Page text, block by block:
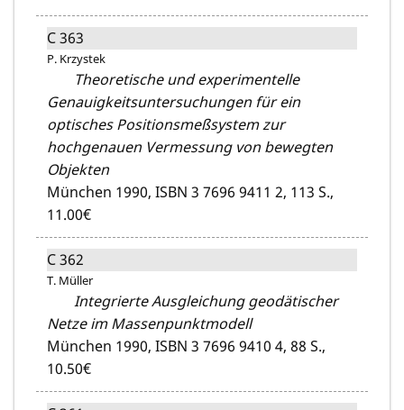
C 363
P. Krzystek
Theoretische und experimentelle
Genauigkeitsuntersuchungen für ein
optisches Positionsmeßsystem zur
hochgenauen Vermessung von bewegten
Objekten
München 1990, ISBN 3 7696 9411 2, 113 S.,
11.00€
C 362
T. Müller
Integrierte Ausgleichung geodätischer
Netze im Massenpunktmodell
München 1990, ISBN 3 7696 9410 4, 88 S.,
10.50€